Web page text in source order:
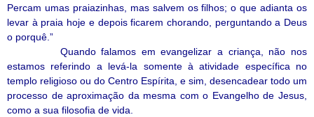
Percam umas praiazinhas, mas salvem os filhos; o que adianta os
levar à praia hoje e depois ficarem chorando, perguntando a Deus
o porquê.”
Quando falamos em evangelizar a criança, não nos
estamos referindo a levá-la somente à atividade específica no
templo religioso ou do Centro Espírita, e sim, desencadear todo um
processo de aproximação da mesma com o Evangelho de Jesus,
como a sua filosofia de vida.